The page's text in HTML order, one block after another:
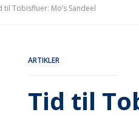
til Tobisfluer: Mo’s Sandeel
ARTIKLER
Tid til